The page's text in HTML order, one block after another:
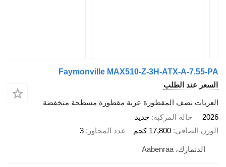
Faymonville MAX510-Z-3H-ATX-A-7.55-PA
السعر عند الطلب
العربات نصف المقطورة عربة مقطورة مسطحة منخفضة
2026
حالة المركبة جديد
الوزن الصافي 17,800 كجم عدد المحاور 3
الدنمارك، Aabenraa